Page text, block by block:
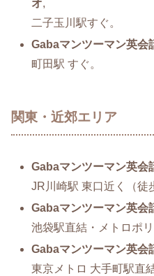
オ,
二子玉川駅すぐ。
Gabaマンツーマン英会
町田駅 すぐ。
関東・近郊エリア
Gabaマンツーマン英会
JR川崎駅 東口近く（徒
Gabaマンツーマン英会
池袋駅直結・メトロポ
Gabaマンツーマン英会
東京メトロ 大手町駅直結